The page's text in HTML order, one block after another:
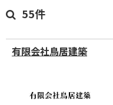
55件
有限会社鳥居建築